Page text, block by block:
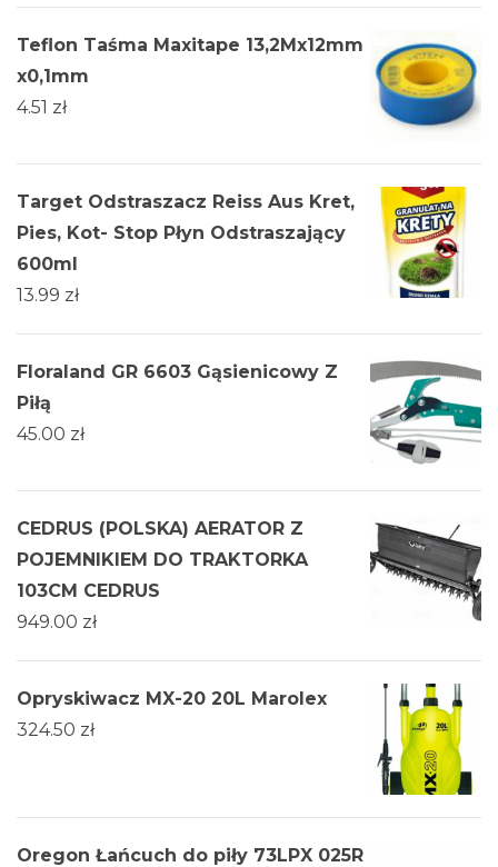
Teflon Taśma Maxitape 13,2Mx12mm
x0,1mm
4.51 zł
Target Odstraszacz Reiss Aus Kret,
Pies, Kot- Stop Płyn Odstraszający
600ml
13.99 zł
Floraland GR 6603 Gąsienicowy Z
Piłą
45.00 zł
CEDRUS (POLSKA) AERATOR Z
POJEMNIKIEM DO TRAKTORKA
103CM CEDRUS
949.00 zł
Opryskiwacz MX-20 20L Marolex
324.50 zł
Oregon Łańcuch do piły 73LPX 025R